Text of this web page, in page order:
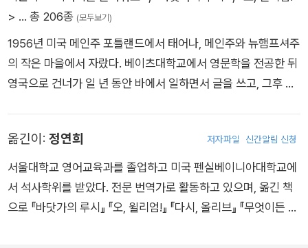
> … 총 206종 (모두보기)
1956년 미국 메인주 포틀랜드에서 태어나, 메인주와 뉴햄프셔주
의 작은 마을에서 자랐다. 베이츠대학교에서 영문학을 전공한 뒤
영국으로 건너가 일 년 동안 바에서 일하면서 글을 쓰고, 그후 다
학교에서 법학을 전공하고 잠시 법률회사에서 일했지만, 얼마 지
나지 않아 일을 그만두고 뉴욕으로 돌아와 글쓰기에 매진한다. 문
학잡지 등에 단편소설을 발표하던 스트라우트는 1998년 첫 장편
소설 『에이미와 이저벨』을 발표하며 작품성과 대중성을 동시에
옮긴이: 정연희 저자파일 신간알림 신청
서울대학교 영어교육과를 졸업하고 미국 펜실베이니아대학교에
서 석사학위를 받았다. 전문 번역가로 활동하고 있으며, 옮긴 책
으로 『바닷가의 루시』 『오, 윌리엄!』 『다시, 올리브』 『무엇이든 가